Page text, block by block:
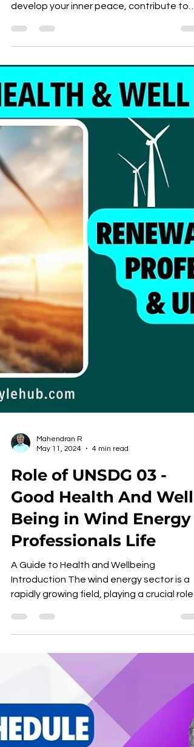
like Aana Pana Sathi and Vipassana and
Mahendran R
May 11, 2024
4 min read
Role of UNSDG 03 -
Good Health And Well-
Being in Wind Energy
Professionals Life
A Guide to Health and Wellbeing
the transition...